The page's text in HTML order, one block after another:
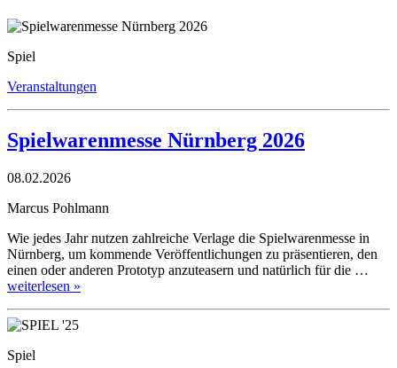
Spiel
Veranstaltungen
Spielwarenmesse Nürnberg 2026
08.02.2026
Marcus Pohlmann
Wie jedes Jahr nutzen zahlreiche Verlage die Spielwarenmesse in
Nürnberg, um kommende Veröffentlichungen zu präsentieren, den
einen oder anderen Prototyp anzuteasern und natürlich für die …
weiterlesen »
Spiel